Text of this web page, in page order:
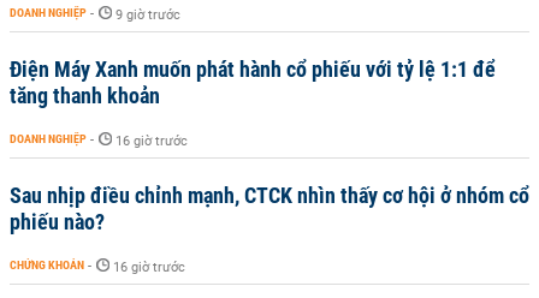
DOANH NGHIỆP - 9 giờ trước
Điện Máy Xanh muốn phát hành cổ phiếu với tỷ lệ 1:1 để
tăng thanh khoản
DOANH NGHIỆP - 16 giờ trước
Sau nhịp điều chỉnh mạnh, CTCK nhìn thấy cơ hội ở nhóm cổ
phiếu nào?
CHỨNG KHOÁN - 16 giờ trước